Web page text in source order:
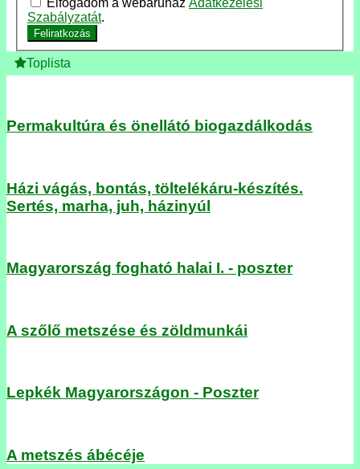
Szabályzatát.
Feliratkozás
Toplista
Permakultúra és önellátó biogazdálkodás
Házi vágás, bontás, töltelékáru-készítés.
Sertés, marha, juh, házinyúl
Magyarország fogható halai I. - poszter
A szőlő metszése és zöldmunkái
Lepkék Magyarországon - Poszter
A metszés ábécéje